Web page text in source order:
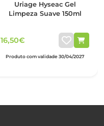
Uriage Hyseac Gel
Limpeza Suave 150ml
16,50€
Produto com validade 30/04/2027